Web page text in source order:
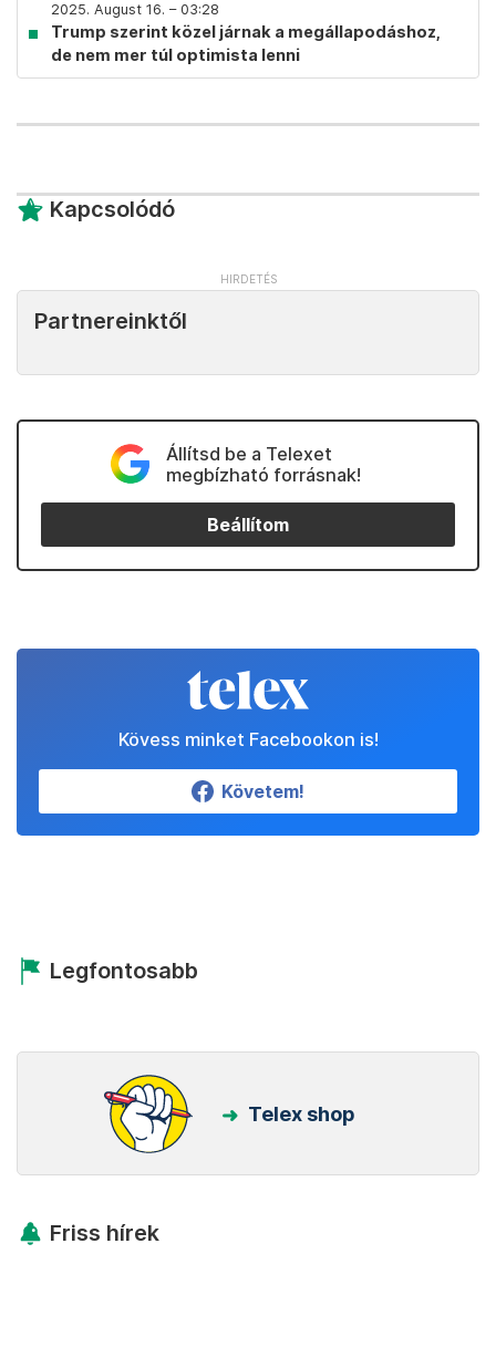
2025. August 16. – 03:28
Trump szerint közel járnak a megállapodáshoz,
de nem mer túl optimista lenni
Kapcsolódó
Partnereinktől
Állítsd be a Telexet
megbízható forrásnak!
Beállítom
Kövess minket Facebookon is!
Követem!
Legfontosabb
Telex shop
Friss hírek